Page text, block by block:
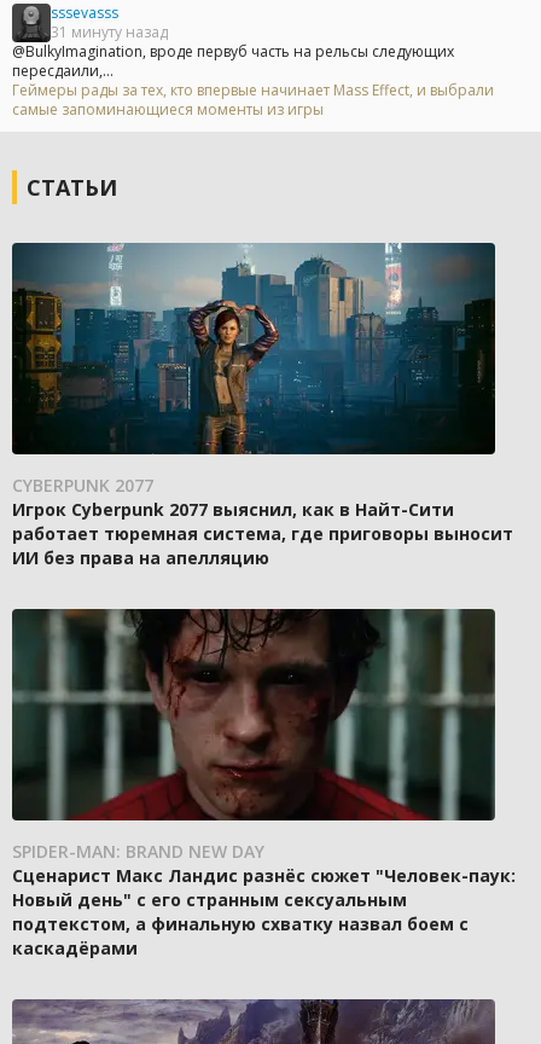
sssevasss
31 минуту назад
@BulkyImagination, вроде первуб часть на рельсы следующих
пересдаили,...
Геймеры рады за тех, кто впервые начинает Mass Effect, и выбрали
самые запоминающиеся моменты из игры
СТАТЬИ
CYBERPUNK 2077
Игрок Cyberpunk 2077 выяснил, как в Найт-Сити
работает тюремная система, где приговоры выносит
ИИ без права на апелляцию
SPIDER-MAN: BRAND NEW DAY
Сценарист Макс Ландис разнёс сюжет "Человек-паук:
Новый день" с его странным сексуальным
подтекстом, а финальную схватку назвал боем с
каскадёрами